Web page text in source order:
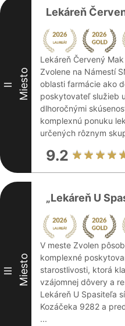
II Miesto
Lekáreň
Lekáreň Červený
Zvolene na Námestí
oblasti farmácie ako
poskytovateľ služieb
dlhoročnými
komplexnú ponuku
určených rôznym
9.2
III Miesto
„Lekáreň U
V meste Zvolen
komplexné
starostlivosti, ktorá
vzájomnej dôvery a
Lekáreň U Spasiteľa
Kozáčeka 9282 a
...